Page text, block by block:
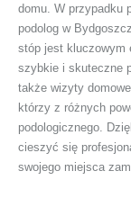
domu. W przypadku
podolog w
stóp jest kluczowym
szybkie i skuteczne
także wizyty
którzy z różnych
podologicznego.
cieszyć się
swojego miejsca